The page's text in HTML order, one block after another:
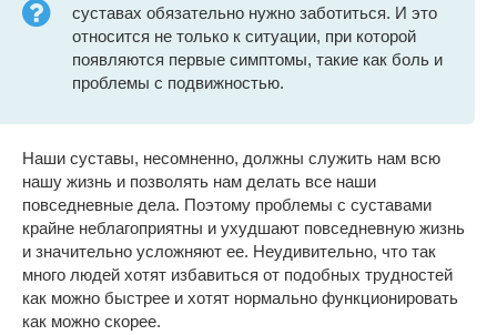
суставах обязательно нужно заботиться. И это
относится не только к ситуации, при которой
появляются первые симптомы, такие как боль и
проблемы с подвижностью.
Наши суставы, несомненно, должны служить нам всю
нашу жизнь и позволять нам делать все наши
повседневные дела. Поэтому проблемы с суставами
крайне неблагоприятны и ухудшают повседневную жизнь
и значительно усложняют ее. Неудивительно, что так
много людей хотят избавиться от подобных трудностей
как можно быстрее и хотят нормально функционировать
как можно скорее.